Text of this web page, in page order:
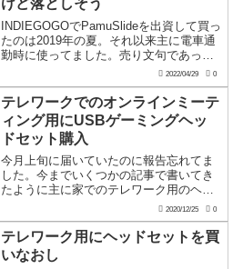
けど落としそう
INDIEGOGOでPamuSlideを出資して買っ
たのは2019年の夏。それ以来主に電車通
勤時に使ってました。売り文句であった
決して落ちない！って通り一度も装着中
に落としたことはありません。ですが、
約3年使ってるとバッテリーのヘタリはま
っ...
2022/04/29 0
テレワークでのオンラインミーテ
ィング用にUSBゲーミングヘッ
ドセット購入
今月上旬に届いていたのに報告忘れてま
した。今までいくつかの記事で書いてき
たように主に家でのテレワーク用のヘッ
ドセットを購入しなおしました。先日報
告したイヤホンタイプは会社とか外出時
用に使います。で、今回は自宅用なので
ゲーミングヘッドセットに...
2020/12/25 0
テレワーク用にヘッドセットを買
いなおし